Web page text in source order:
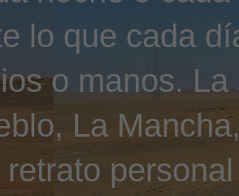
lo que cada
o manos.
La
retrato